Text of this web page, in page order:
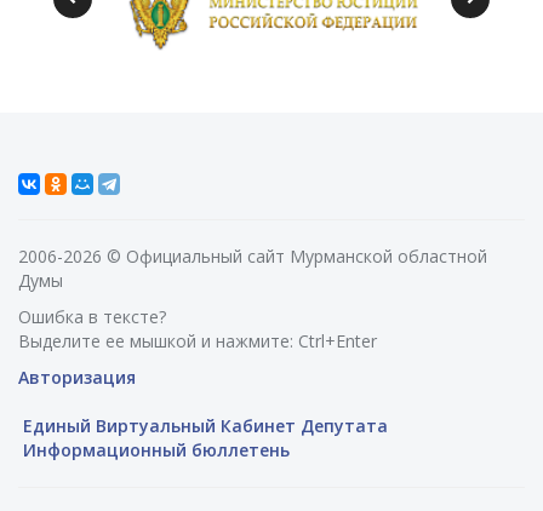
2006-2026 © Официальный сайт Мурманской областной
Думы
Ошибка в тексте?
Выделите ее мышкой и нажмите: Ctrl+Enter
Авторизация
Единый Виртуальный Кабинет Депутата
Информационный бюллетень